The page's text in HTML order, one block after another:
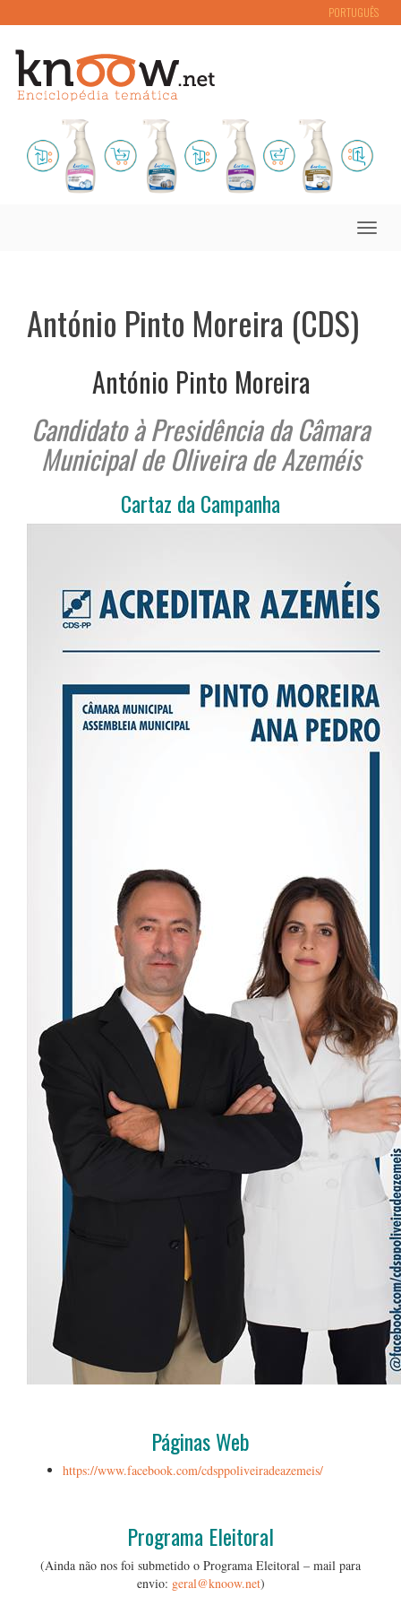
PORTUGUÊS
Toggle
António Pinto Moreira (CDS)
António Pinto Moreira
Candidato à Presidência da Câmara
Municipal de Oliveira de Azeméis
Cartaz da Campanha
Páginas Web
https://www.facebook.com/cdsppoliveiradeazemeis/
Programa Eleitoral
(Ainda não nos foi submetido o Programa Eleitoral – mail para
envio: geral@knoow.net)